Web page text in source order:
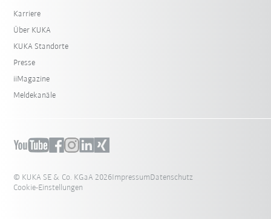
Karriere
Über KUKA
KUKA Standorte
Presse
iiMagazine
Meldekanäle
© KUKA SE & Co. KGaA 2026ImpressumDatenschutz
Cookie-Einstellungen